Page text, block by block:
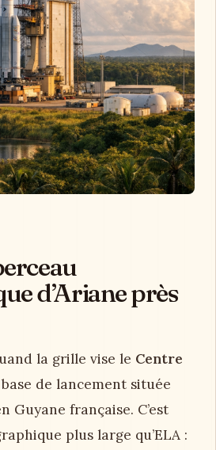
d’Ariane près
la grille vise le Centre
base de lancement située
Guyane française. C’est
plus large qu’ELA :